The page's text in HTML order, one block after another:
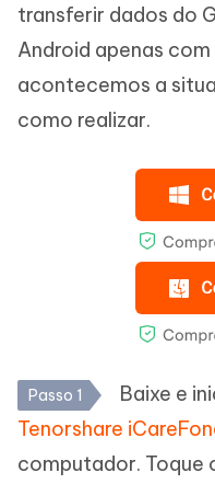
transferir dados do
Android apenas
acontecemos a
como realizar.
Passo 1
Baixe e
Tenorshare
computador. Toque